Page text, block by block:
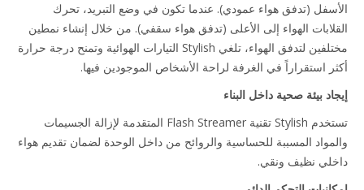
(تدفق هواء عمودي). عندما تكون في وضع التبريد، تحرك
الهواء إلى الأعلى (تدفق هواء سقفي). من خلال إنشاء نمطين
مختلفين لتدفق الهواء، تلغي Stylish التيارات الهوائية وتمنح درجة حرارة
استقراراً في الغرفة لراحة الأشخاص الموجودين فيها.
بيئة صحية داخل البناء
تستخدم Stylish تقنية Flash Streamer المتقدمة لإزالة الجسيمات
المسببة للحساسية والروائح من داخل الوحدة لضمان تقديم هواء
نظيف ونقي.